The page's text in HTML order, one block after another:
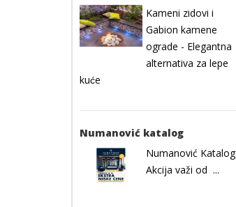
Kameni zidovi i
Gabion kamene
ograde - Elegantna
alternativa za lepe
kuće
Numanović katalog
Numanović Katalog
Akcija važi od ...